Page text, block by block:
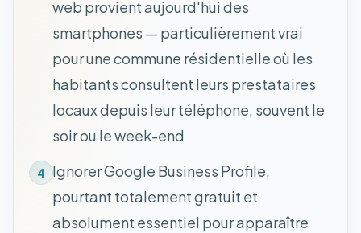
web provient aujourd'hui des
smartphones — particulièrement vrai
pour une commune résidentielle où les
habitants consultent leurs prestataires
locaux depuis leur téléphone, souvent le
soir ou le week-end
4 Ignorer Google Business Profile,
pourtant totalement gratuit et
absolument essentiel pour apparaître